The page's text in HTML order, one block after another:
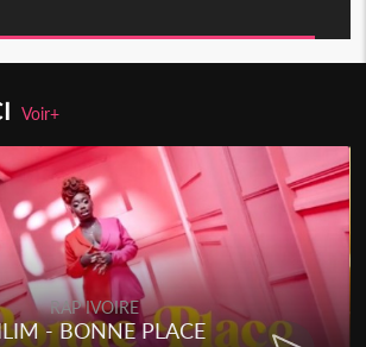
Voir+
RAP IVOIRE
- BONNE PLACE